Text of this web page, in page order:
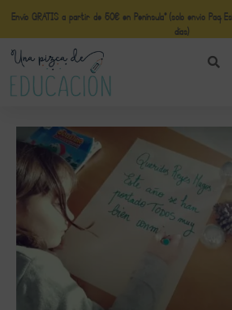
Envío GRATIS a partir de 50€ en Península* (solo envio Paq
días)